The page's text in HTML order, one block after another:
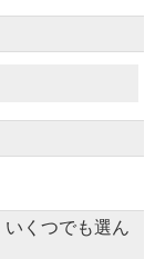
くつでも選ん